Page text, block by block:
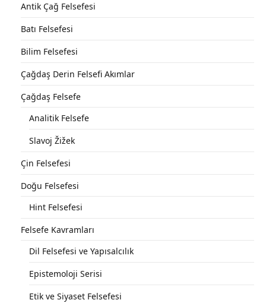
Antik Çağ Felsefesi
Batı Felsefesi
Bilim Felsefesi
Çağdaş Derin Felsefi Akımlar
Çağdaş Felsefe
Analitik Felsefe
Slavoj Žižek
Çin Felsefesi
Doğu Felsefesi
Hint Felsefesi
Felsefe Kavramları
Dil Felsefesi ve Yapısalcılık
Epistemoloji Serisi
Etik ve Siyaset Felsefesi